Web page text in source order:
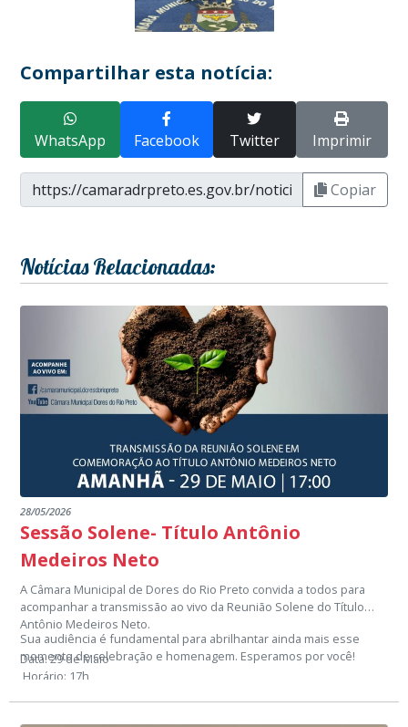
Compartilhar esta notícia:
WhatsApp Facebook Twitter Imprimir
Copiar
Notícias Relacionadas:
28/05/2026
Sessão Solene- Título Antônio
Medeiros Neto
A Câmara Municipal de Dores do Rio Preto convida a todos para
acompanhar a transmissão ao vivo da Reunião Solene do Título
Antônio Medeiros Neto.
Data: 29 de Maio
Horário: 17h
Sua audiência é fundamental para abrilhantar ainda mais esse
momento de celebração e homenagem. Esperamos por você!